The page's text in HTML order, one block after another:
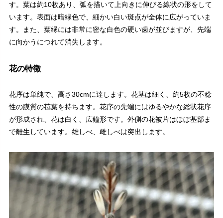
す。葉は約10枚あり、弧を描いて上向きに伸びる線状の形をして
います。表面は暗緑色で、細かい白い斑点が全体に広がっていま
す。また、葉縁には非常に密な白色の硬い歯が並びますが、先端
に向かうにつれて消失します。
花の特徴
花序は単純で、高さ30cmに達します。花茎は細く、約5枚の不稔
性の膜質の苞葉を持ちます。花序の先端にはゆるやかな総状花序
が形成され、花は白く、広鐘形です。外側の花被片はほぼ基部ま
で離生しています。雄しべ、雌しべは突出します。